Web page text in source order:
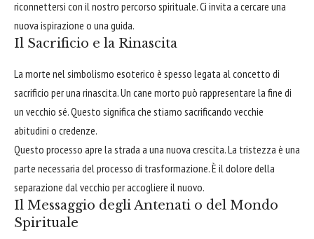
riconnettersi con il nostro percorso spirituale. Ci invita a cercare una
nuova ispirazione o una guida.
Il Sacrificio e la Rinascita
La morte nel simbolismo esoterico è spesso legata al concetto di
sacrificio per una rinascita. Un cane morto può rappresentare la fine di
un vecchio sé. Questo significa che stiamo sacrificando vecchie
abitudini o credenze.
Questo processo apre la strada a una nuova crescita. La tristezza è una
parte necessaria del processo di trasformazione. È il dolore della
separazione dal vecchio per accogliere il nuovo.
Il Messaggio degli Antenati o del Mondo
Spirituale